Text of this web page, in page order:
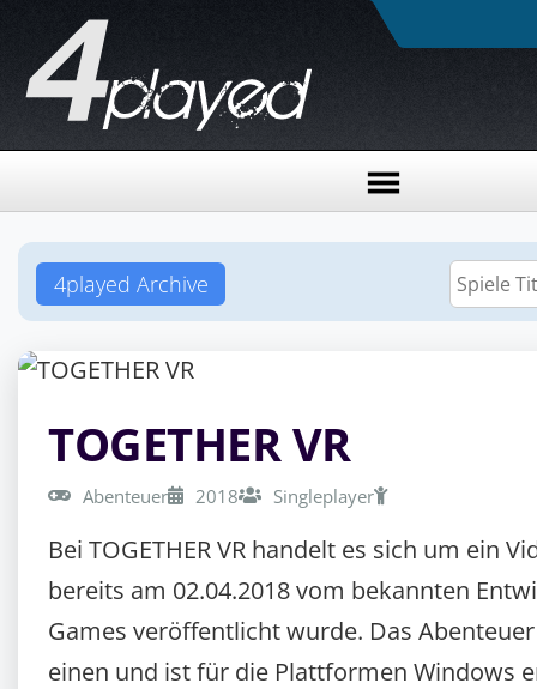
4played Archive
TOGETHER VR
Abenteuer 2018 Singleplayer
Bei TOGETHER VR handelt es sich um ein
bereits am 02.04.2018 vom bekannten
Games veröffentlicht wurde. Das
einen und ist für die Plattformen Windows